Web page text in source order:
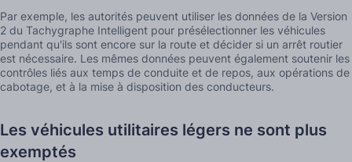
Par exemple, les autorités peuvent utiliser les données de la Version
2 du Tachygraphe Intelligent pour présélectionner les véhicules
pendant qu'ils sont encore sur la route et décider si un arrêt routier
est nécessaire. Les mêmes données peuvent également soutenir les
contrôles liés aux temps de conduite et de repos, aux opérations de
cabotage, et à la mise à disposition des conducteurs.
Les véhicules utilitaires légers ne sont plus
exemptés